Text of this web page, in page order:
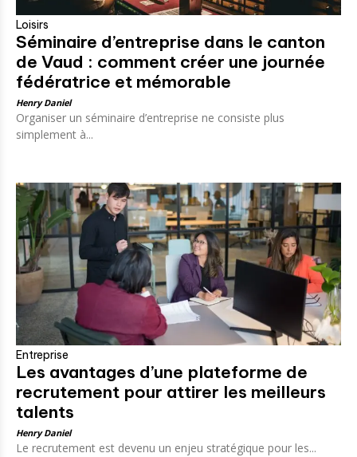
Loisirs
Séminaire d’entreprise dans le canton
de Vaud : comment créer une journée
fédératrice et mémorable
Henry Daniel
Organiser un séminaire d’entreprise ne consiste plus
simplement à...
Entreprise
Les avantages d’une plateforme de
recrutement pour attirer les meilleurs
talents
Henry Daniel
Le recrutement est devenu un enjeu stratégique pour les...